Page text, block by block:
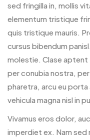
sed fringilla in, mollis
elementum tristique
quis tristique mauris.
cursus bibendum
molestie. Clase
per conubia nostra,
pharetra, arcu eu
vehicula magna nisl in
Vivamus eros dolor,
imperdiet ex. Nam sed